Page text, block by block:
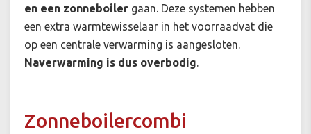
en een zonneboiler gaan. Deze systemen hebben
een extra warmtewisselaar in het voorraadvat die
op een centrale verwarming is aangesloten.
Naverwarming is dus overbodig.
Zonneboilercombi